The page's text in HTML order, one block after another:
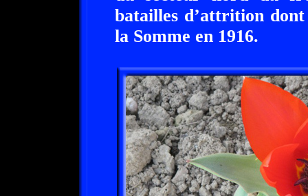
batailles d’attrition
la Somme en 1916.